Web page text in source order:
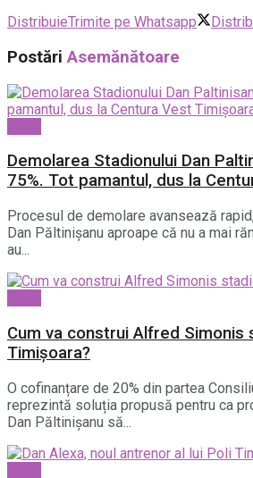
DistribuieTrimite pe Whatsapp
PostăriAsemănătoare
Demolarea Stadionului Dan
75%. Tot pamantul, dus la
Procesul de demolare avansează
Dan Păltinișanu aproape că nu a mai
au...
Cum va construi Alfred Simonis
Timișoara?
O cofinanțare de 20% din partea
reprezintă soluția propusă pentru ca
Dan Păltinișanu să...